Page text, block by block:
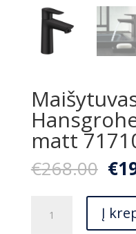
matt
€268.00 €
kiekis:
Į